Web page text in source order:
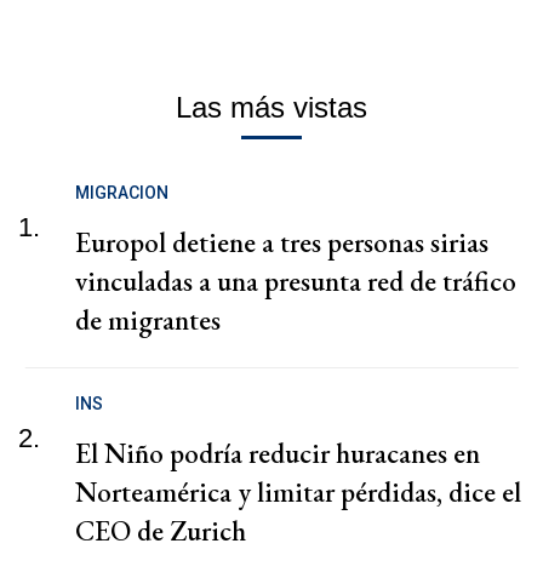
Las más vistas
1.
MIGRACION
Europol detiene a tres personas sirias
vinculadas a una presunta red de tráfico
de migrantes
2.
INS
El Niño podría reducir huracanes en
Norteamérica y limitar pérdidas, dice el
CEO de Zurich